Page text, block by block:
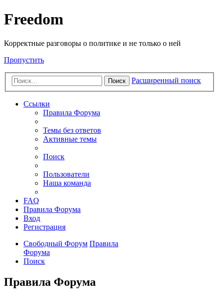
Freedom
Корректные разговоры о политике и не только о ней
Пропустить
Поиск Расширенный поиск
Ссылки
Правила Форума
Темы без ответов
Активные темы
Поиск
Пользователи
Наша команда
FAQ
Правила Форума
Вход
Регистрация
Свободный Форум Правила
Форума
Поиск
Правила Форума